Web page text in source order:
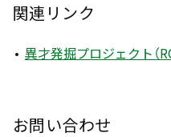
関連リンク
異才発掘プロジェクト（
お問い合わせ